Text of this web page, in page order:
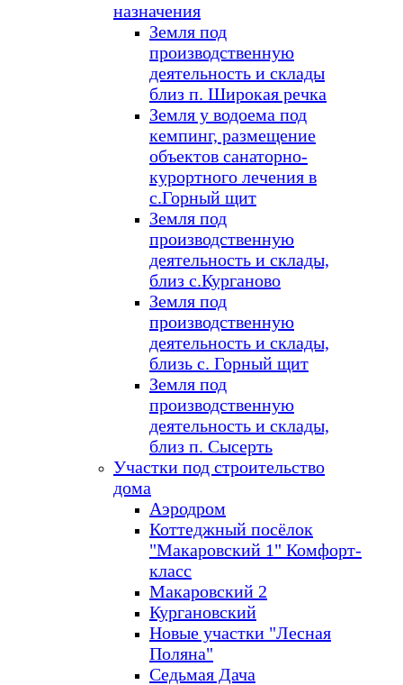
назначения
Земля под
производственную
деятельность и склады
близ п. Широкая речка
Земля у водоема под
кемпинг, размещение
объектов санаторно-
курортного лечения в
с.Горный щит
Земля под
производственную
деятельность и склады,
близ с.Курганово
Земля под
производственную
деятельность и склады,
близь с. Горный щит
Земля под
производственную
деятельность и склады,
близ п. Сысерть
Участки под строительство
дома
Аэродром
Коттеджный посёлок
"Макаровский 1" Комфорт-
класс
Макаровский 2
Кургановский
Новые участки "Лесная
Поляна"
Седьмая Дача